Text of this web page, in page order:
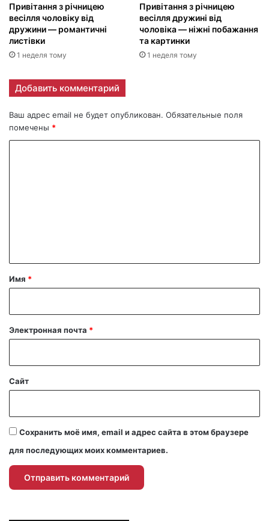
Привітання з річницею
весілля чоловіку від
дружини — романтичні
листівки
1 неделя тому
Привітання з річницею
весілля дружині від
чоловіка — ніжні побажання
та картинки
1 неделя тому
Добавить комментарий
Ваш адрес email не будет опубликован. Обязательные поля
помечены *
а
й
Имя *
Электронная почта *
Сайт
Сохранить моё имя, email и адрес сайта в этом браузере
для последующих моих комментариев.